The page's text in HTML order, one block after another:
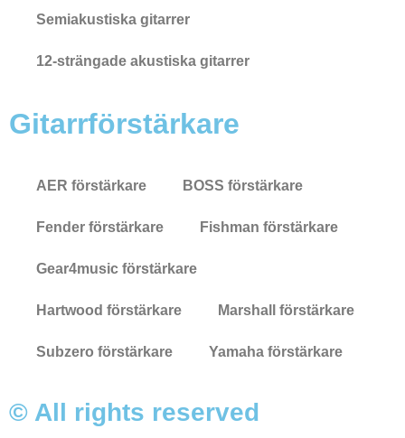
Semiakustiska gitarrer
12-strängade akustiska gitarrer
Gitarrförstärkare
AER förstärkare BOSS förstärkare
Fender förstärkare Fishman förstärkare
Gear4music förstärkare
Hartwood förstärkare Marshall förstärkare
Subzero förstärkare Yamaha förstärkare
© All rights reserved